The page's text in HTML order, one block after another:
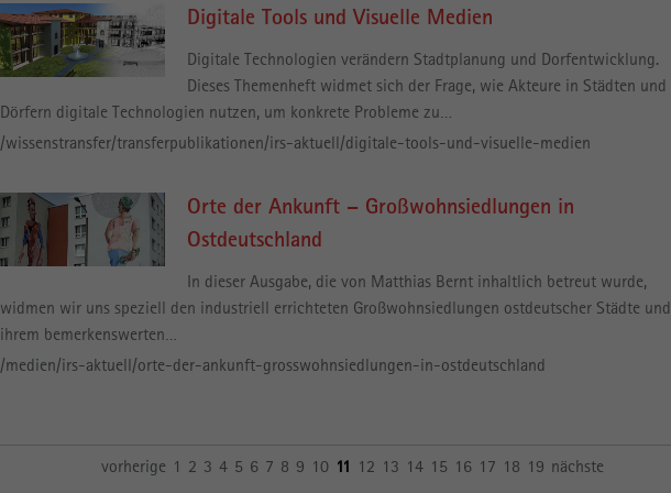
Digitale Tools und Visuelle Medien
Digitale Technologien verändern Stadtplanung und Dorfentwicklung.
Dieses Themenheft widmet sich der Frage, wie Akteure in Städten und
Dörfern digitale Technologien nutzen, um konkrete Probleme zu…
/wissenstransfer/transferpublikationen/irs-aktuell/digitale-tools-und-visuelle-medien
Orte der Ankunft – Großwohnsiedlungen in
Ostdeutschland
In dieser Ausgabe, die von Matthias Bernt inhaltlich betreut wurde,
widmen wir uns speziell den industriell errichteten Großwohnsiedlungen ostdeutscher Städte und
ihrem bemerkenswerten…
/medien/irs-aktuell/orte-der-ankunft-grosswohnsiedlungen-in-ostdeutschland
vorherige 1 2 3 4 5 6 7 8 9 10 11 12 13 14 15 16 17 18 19 nächste